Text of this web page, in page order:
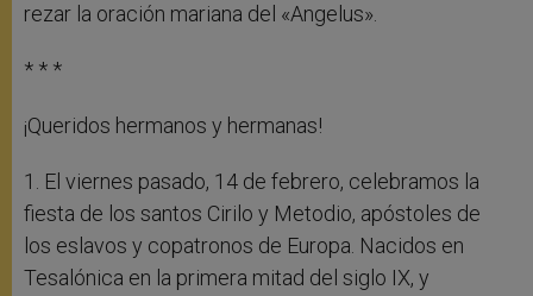
rezar la oración mariana del «Angelus».
* * *
¡Queridos hermanos y hermanas!
1. El viernes pasado, 14 de febrero, celebramos la
fiesta de los santos Cirilo y Metodio, apóstoles de
los eslavos y copatronos de Europa. Nacidos en
Tesalónica en la primera mitad del siglo IX, y